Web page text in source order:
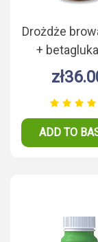
Drożdże
+
ADD TO